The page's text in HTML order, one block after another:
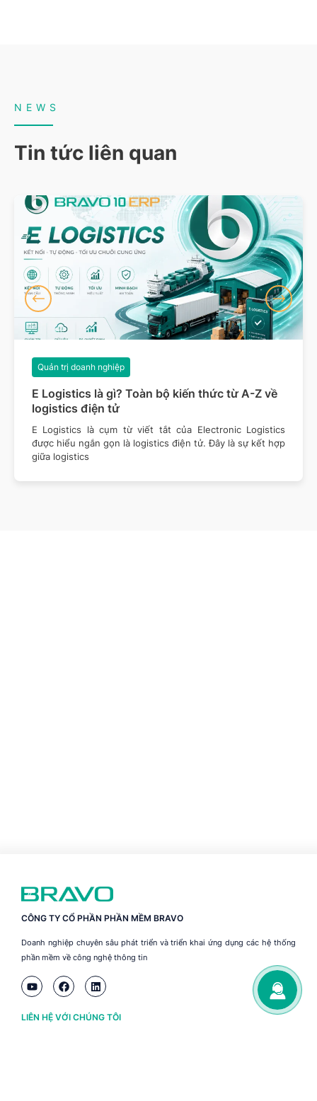
NEWS
Tin tức liên quan
E Logistics là gì? Toàn bộ kiến thức từ A-Z về
logistics điện tử
Quản trị doanh nghiệp
E Logistics là cụm từ viết tắt của Electronic Logistics
được hiểu ngắn gọn là logistics điện tử. Đây là sự kết hợp
giữa logistics
CÔNG TY CỔ PHẦN PHẦN MỀM BRAVO
Doanh nghiệp chuyên sâu phát triển và triển khai ứng dụng các hệ thống
phần mềm về công nghệ thông tin
LIÊN HỆ VỚI CHÚNG TÔI